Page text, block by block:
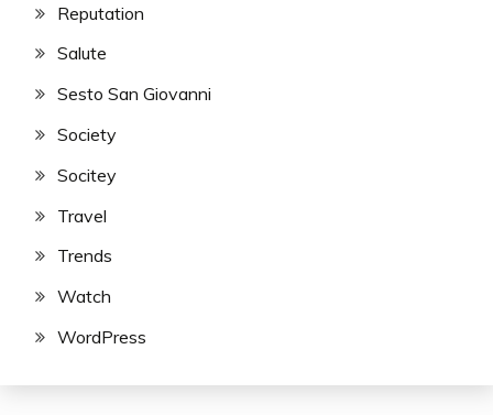
Reputation
Salute
Sesto San Giovanni
Society
Socitey
Travel
Trends
Watch
WordPress